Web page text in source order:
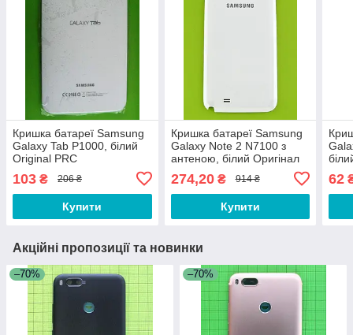
Кришка батареї Samsung
Galaxy Tab P1000, білий
Original PRC
103 ₴ 206 ₴
Купити
Кришка батареї Samsung
Galaxy Note 2 N7100 з
антеною, білий Оригінал
274,20₴ 914 ₴
Купити
62
Акційні пропозиції та новинки
–70% –70%